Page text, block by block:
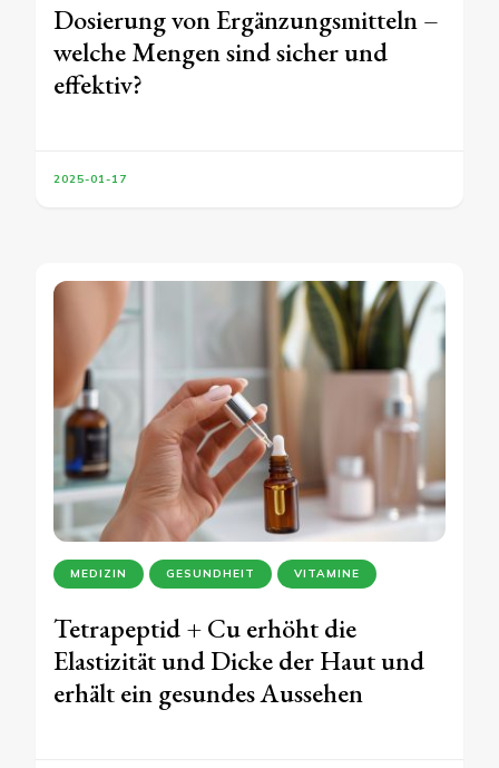
Dosierung von Ergänzungsmitteln –
welche Mengen sind sicher und
effektiv?
2025-01-17
MEDIZIN GESUNDHEIT VITAMINE
Tetrapeptid + Cu erhöht die
Elastizität und Dicke der Haut und
erhält ein gesundes Aussehen